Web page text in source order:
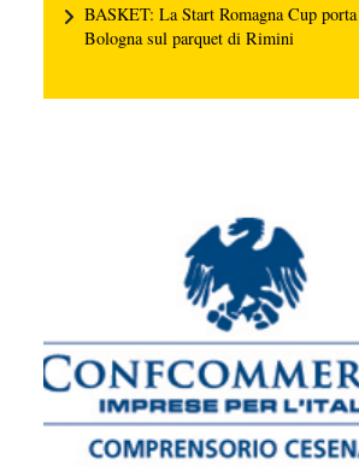
BASKET: La Start Romagna Cup
Bologna sul parquet di Rimini